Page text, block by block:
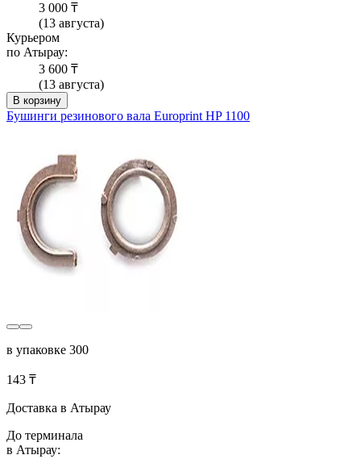
3 000 ₸
(13 августа)
Курьером
по Атырау:
3 600 ₸
(13 августа)
В корзину
Бушинги резинового вала Europrint HP 1100
в упаковке 300
143 ₸
Доставка в Атырау
До терминала
в Атырау: